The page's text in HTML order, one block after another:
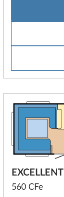
EXCELLENT
560 CFe